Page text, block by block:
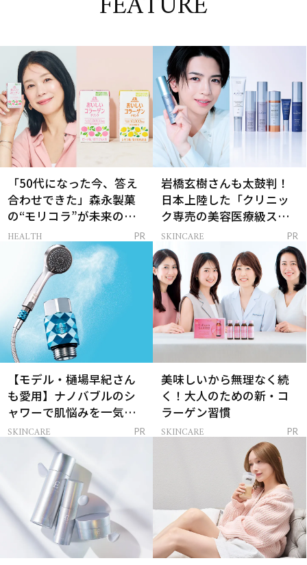
「50代になった今、答え
合わせできた」森永製菓
の“モリコラ”が未来のキ
レイを連れてくる！
HEALTH PR
岩橋玄樹さんも太鼓判！
日本上陸した「クリニッ
ク専売の美容医療級スキ
ンケア」
SKINCARE PR
【モデル・樋場早紀さん
も愛用】ナノバブルのシ
ャワーで肌悩みを一気に
解決
SKINCARE PR
美味しいから無理なく続
く！大人のための新・コ
ラーゲン習慣
SKINCARE PR